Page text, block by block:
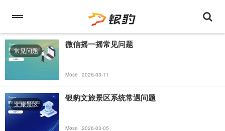
常见问题
微信摇一摇常见问题
Mose 2026-03-11
文旅景区
银豹文旅景区系统常遇问题
Mose 2026-03-05